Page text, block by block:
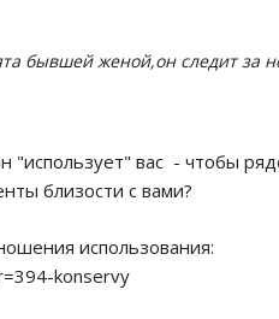
бывшей женой,он следит за
вас - чтобы
близости с вами?
использования:
konservy